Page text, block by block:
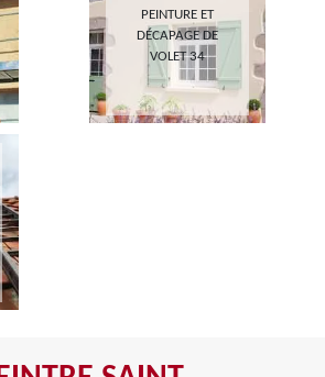
PEINTURE ET
DÉCAPAGE DE
VOLET 34